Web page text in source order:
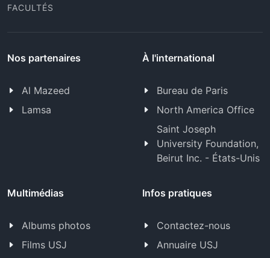
FACULTÉS
Nos partenaires
Al Mazeed
Lamsa
À l'international
Bureau de Paris
North America Office
Saint Joseph
University Foundation,
Beirut Inc. - États-Unis
Multimédias
Albums photos
Films USJ
Infos pratiques
Contactez-nous
Annuaire USJ